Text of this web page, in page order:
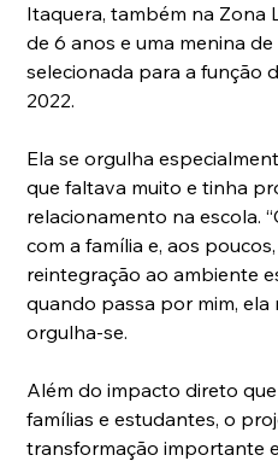
Itaquera, também na Zona
de 6 anos e uma menina
selecionada para a função
2022.
Ela se orgulha
que faltava muito e tinha
relacionamento na escola.
com a família e, aos
reintegração ao ambiente
quando passa por mim, ela
orgulha-se.
Além do impacto direto
famílias e estudantes, o
transformação importante